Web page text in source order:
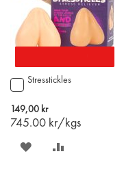
Stresstickles
149,00 kr
745.00 kr/kgs
Lägg
i
varukorgen
SPARA